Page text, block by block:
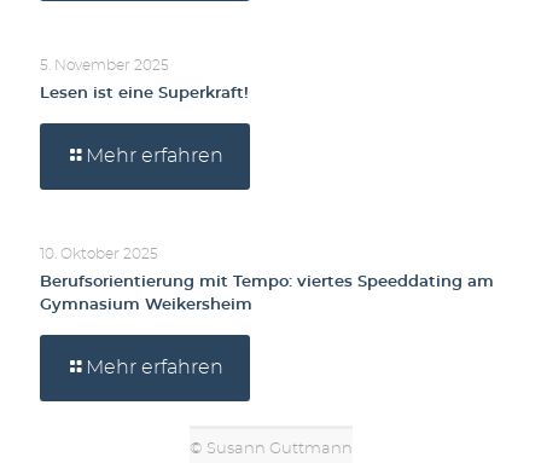
5. November 2025
Lesen ist eine Superkraft!
Mehr erfahren
10. Oktober 2025
Berufsorientierung mit Tempo: viertes Speeddating am
Gymnasium Weikersheim
Mehr erfahren
© Susann Guttmann